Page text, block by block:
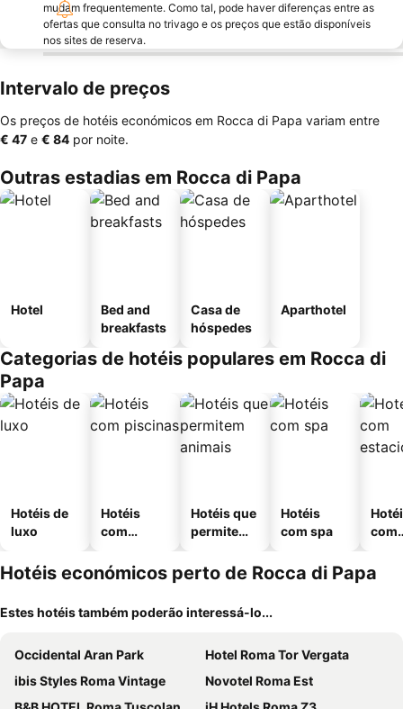
mudam frequentemente. Como tal, pode haver diferenças entre as
ofertas que consulta no trivago e os preços que estão disponíveis
nos sites de reserva.
Intervalo de preços
Os preços de hotéis económicos em Rocca di Papa variam entre
‎€ 47 e ‎€ 84 por noite.
Outras estadias em Rocca di Papa
Hotel
Bed and
breakfasts
Casa de
hóspedes
Aparthotel
Categorias de hotéis populares em Rocca di
Papa
Hotéis de
luxo
Hotéis
com
Hotéis que
permitem
Hotéis
com spa
com
Hotéis económicos perto de Rocca di Papa
Estes hotéis também poderão interessá-lo...
Occidental Aran Park
Hotel Roma Tor Vergata
ibis Styles Roma Vintage
Novotel Roma Est